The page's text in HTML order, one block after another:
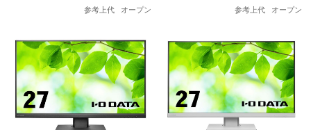
参考上代
オープン
参考上代
オープン